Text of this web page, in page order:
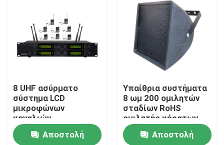
Περίπου εμείς
Γύρος εργοστασίων
Μας ελάτε σε επαφή με
Ειδήσεις
8 UHF ασύρματο
σύστημα LCD
μικροφώνων
καναλιών
Αποστολή
Υπαίθρια συστήματα
8 ωμ 200 ομιλητών
σταδίων RoHS
ομιλητής κέρατων
Watt PA
Αποστολή